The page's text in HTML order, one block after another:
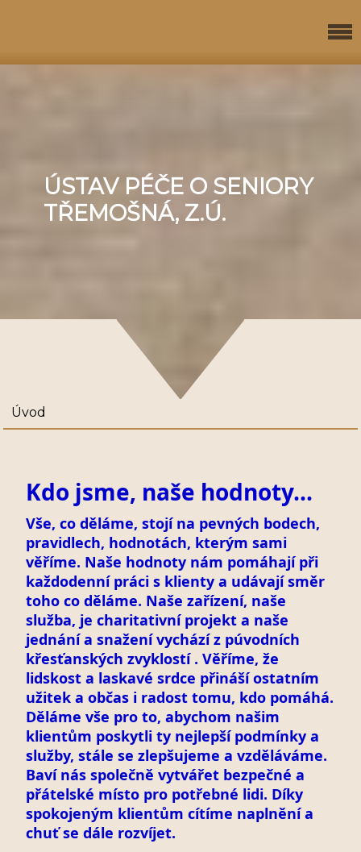
ÚSTAV PÉČE O SENIORY
TŘEMOŠNÁ, Z.Ú.
Úvod
Kdo jsme, naše hodnoty...
Vše, co děláme, stojí na pevných bodech,
pravidlech, hodnotách, kterým sami
věříme. Naše hodnoty nám pomáhají při
každodenní práci s klienty a udávají směr
toho co děláme. Naše zařízení, naše
služba, je charitativní projekt a naše
jednání a snažení vychází z púvodních
křesťanských zvyklostí . Věříme, že
lidskost a laskavé srdce přináší ostatním
užitek a občas i radost tomu, kdo pomáhá.
Děláme vše pro to, abychom našim
klientům poskytli ty nejlepší podmínky a
služby, stále se zlepšujeme a vzděláváme.
Baví nás společně vytvářet bezpečné a
přátelské místo pro potřebné lidi. Díky
spokojeným klientům cítíme naplnění a
chuť se dále rozvíjet.